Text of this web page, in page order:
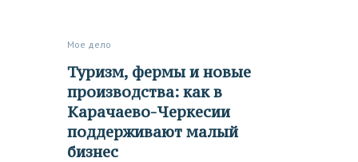
Мое дело
Туризм, фермы и новые
производства: как в
Карачаево-Черкесии
поддерживают малый
бизнес